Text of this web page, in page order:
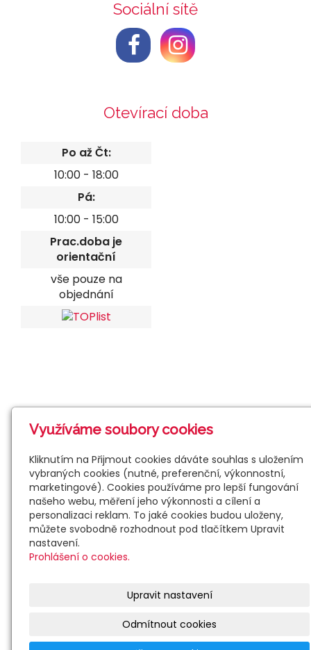
Sociální sítě
Otevírací doba
Po až Čt:
10:00 - 18:00
Pá:
10:00 - 15:00
Prac.doba je
orientační
vše pouze na
objednání
Využíváme soubory cookies
Kliknutím na Přijmout cookies dáváte souhlas s uložením
vybraných cookies (nutné, preferenční, výkonnostní,
marketingové). Cookies používáme pro lepší fungování
našeho webu, měření jeho výkonnosti a cílení a
personalizaci reklam. To jaké cookies budou uloženy,
můžete svobodně rozhodnout pod tlačítkem Upravit
nastavení.
Prohlášení o cookies.
Upravit nastavení
Odmítnout cookies